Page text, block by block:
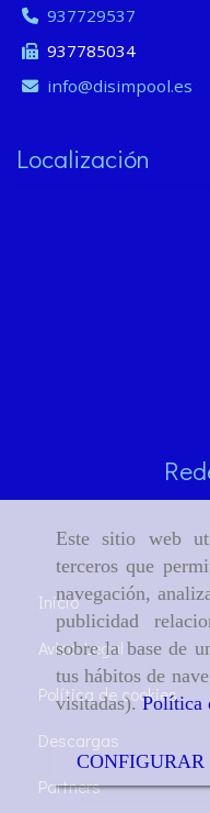
Este sitio web
terceros que
navegación,
publicidad
sobre la base de
tus hábitos de
visitadas).Política
CONFIGURAR
937729537
937785034
info
disimpool.es
Localización
Inicio
Aviso Legal
Política de cookies
Descargas
Partners